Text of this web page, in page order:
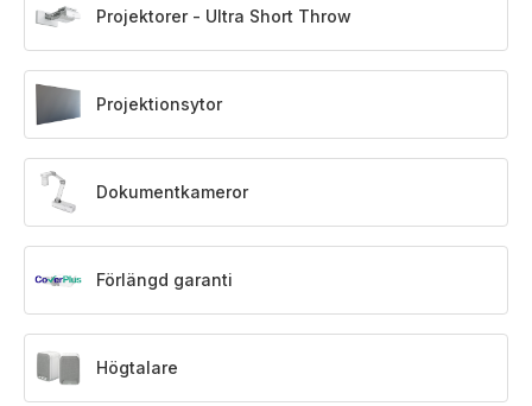
Projektorer - Ultra Short Throw
Projektionsytor
Dokumentkameror
Förlängd garanti
Högtalare